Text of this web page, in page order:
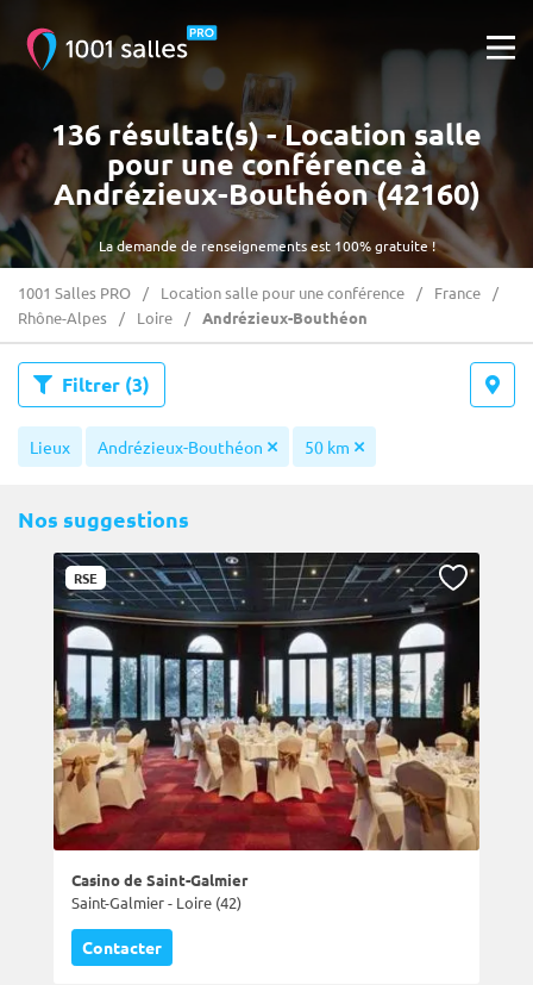
La demande de renseignements est 100% gratuite !
136 résultat(s) - Location salle
pour une conférence à
Andrézieux-Bouthéon (42160)
1001 Salles PRO Location salle pour une conférence
France
Rhône-Alpes
Loire Andrézieux-Bouthéon
Filtrer (3)
Lieux Andrézieux-Bouthéon 50 km
Nos suggestions
RSE
Casino de Saint-Galmier
Saint-Galmier - Loire (42)
Contacter